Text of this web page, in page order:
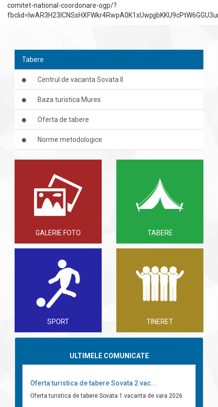
comitet-national-coordonare-ogp/?
Tabere
Centrul de vacanta Sovata II
Baza turistica Mures
Oferta de tabere
Norme metodologice
GALERIE FOTO TABERE
SPORT TINERET
ULTIMELE COMUNICATE
Oferta turistica de tabere Sovata 2 vac...
Oferta turistica de tabere Sovata 1 vacanta de vara 2026